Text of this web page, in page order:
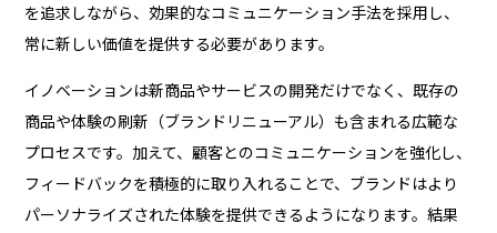
を追求しながら、効果的なコミュニケーション手法を採用し、
常に新しい価値を提供する必要があります。
イノベーションは新商品やサービスの開発だけでなく、既存の
商品や体験の刷新（ブランドリニューアル）も含まれる広範な
プロセスです。加えて、顧客とのコミュニケーションを強化し、
フィードバックを積極的に取り入れることで、ブランドはより
パーソナライズされた体験を提供できるようになります。結果